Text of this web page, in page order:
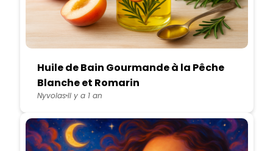
Huile de Bain Gourmande à la Pêche
Blanche et Romarin
NyvolasIl y a 1 an